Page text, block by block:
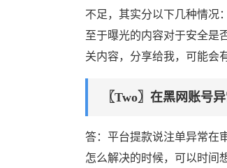
不足，其实分以下几种情况
至于曝光的内容对于安全是
关内容，分享给我，可能会
〖Two〗在黑网账号
答：平台提款说注单异常在
怎么解决的时候，可以时间